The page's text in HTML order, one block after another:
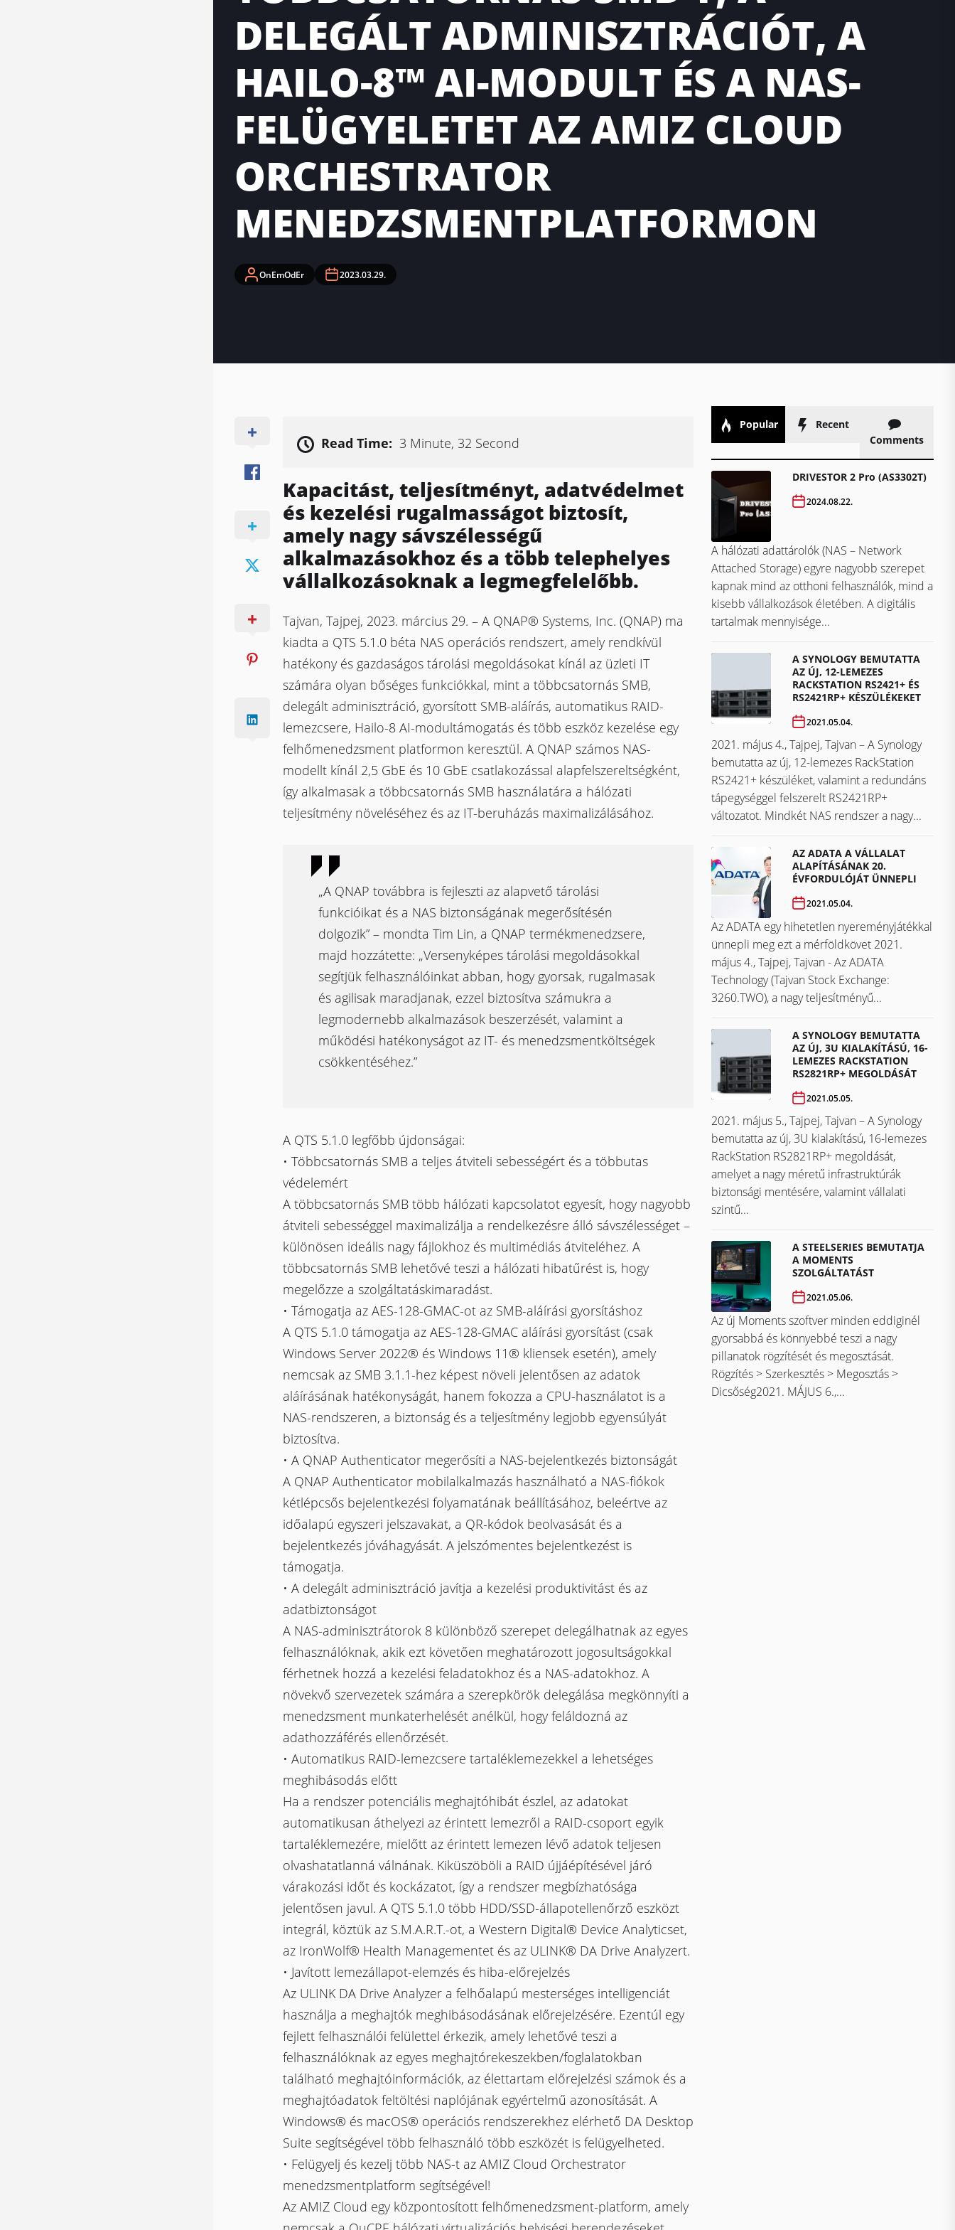
DELEGÁLT ADMINISZTRÁCIÓT, A
HAILO-8™ AI-MODULT ÉS A NAS-
FELÜGYELETET AZ AMIZ CLOUD
ORCHESTRATOR
MENEDZSMENTPLATFORMON
OnEmOdEr 2023.03.29.
Read Time: 3 Minute, 32 Second
Kapacitást, teljesítményt, adatvédelmet
és kezelési rugalmasságot biztosít,
amely nagy sávszélességű
alkalmazásokhoz és a több telephelyes
vállalkozásoknak a legmegfelelőbb.
Tajvan, Tajpej, 2023. március 29. – A QNAP® Systems, Inc. (QNAP) ma
kiadta a QTS 5.1.0 béta NAS operációs rendszert, amely rendkívül
hatékony és gazdaságos tárolási megoldásokat kínál az üzleti IT
számára olyan bőséges funkciókkal, mint a többcsatornás SMB,
delegált adminisztráció, gyorsított SMB-aláírás, automatikus RAID-
lemezcsere, Hailo-8 AI-modultámogatás és több eszköz kezelése egy
felhőmenedzsment platformon keresztül. A QNAP számos NAS-
modellt kínál 2,5 GbE és 10 GbE csatlakozással alapfelszereltségként,
így alkalmasak a többcsatornás SMB használatára a hálózati
teljesítmény növeléséhez és az IT-beruházás maximalizálásához.
„A QNAP továbbra is fejleszti az alapvető tárolási
funkcióikat és a NAS biztonságának megerősítésén
dolgozik” – mondta Tim Lin, a QNAP termékmenedzsere,
majd hozzátette: „Versenyképes tárolási megoldásokkal
segítjük felhasználóinkat abban, hogy gyorsak, rugalmasak
és agilisak maradjanak, ezzel biztosítva számukra a
legmodernebb alkalmazások beszerzését, valamint a
működési hatékonyságot az IT- és menedzsmentköltségek
csökkentéséhez.”
A QTS 5.1.0 legfőbb újdonságai:
• Többcsatornás SMB a teljes átviteli sebességért és a többutas
védelemért
A többcsatornás SMB több hálózati kapcsolatot egyesít, hogy nagyobb
átviteli sebességgel maximalizálja a rendelkezésre álló sávszélességet –
különösen ideális nagy fájlokhoz és multimédiás átviteléhez. A
többcsatornás SMB lehetővé teszi a hálózati hibatűrést is, hogy
megelőzze a szolgáltatáskimaradást.
• Támogatja az AES-128-GMAC-ot az SMB-aláírási gyorsításhoz
A QTS 5.1.0 támogatja az AES-128-GMAC aláírási gyorsítást (csak
Windows Server 2022® és Windows 11® kliensek esetén), amely
nemcsak az SMB 3.1.1-hez képest növeli jelentősen az adatok
aláírásának hatékonyságát, hanem fokozza a CPU-használatot is a
NAS-rendszeren, a biztonság és a teljesítmény legjobb egyensúlyát
biztosítva.
• A QNAP Authenticator megerősíti a NAS-bejelentkezés biztonságát
A QNAP Authenticator mobilalkalmazás használható a NAS-fiókok
kétlépcsős bejelentkezési folyamatának beállításához, beleértve az
időalapú egyszeri jelszavakat, a QR-kódok beolvasását és a
bejelentkezés jóváhagyását. A jelszómentes bejelentkezést is
támogatja.
• A delegált adminisztráció javítja a kezelési produktivitást és az
adatbiztonságot
A NAS-adminisztrátorok 8 különböző szerepet delegálhatnak az egyes
felhasználóknak, akik ezt követően meghatározott jogosultságokkal
férhetnek hozzá a kezelési feladatokhoz és a NAS-adatokhoz. A
növekvő szervezetek számára a szerepkörök delegálása megkönnyíti a
menedzsment munkaterhelését anélkül, hogy feláldozná az
adathozzáférés ellenőrzését.
• Automatikus RAID-lemezcsere tartaléklemezekkel a lehetséges
meghibásodás előtt
Ha a rendszer potenciális meghajtóhibát észlel, az adatokat
automatikusan áthelyezi az érintett lemezről a RAID-csoport egyik
tartaléklemezére, mielőtt az érintett lemezen lévő adatok teljesen
olvashatatlanná válnának. Kiküszöböli a RAID újjáépítésével járó
várakozási időt és kockázatot, így a rendszer megbízhatósága
jelentősen javul. A QTS 5.1.0 több HDD/SSD-állapotellenőrző eszközt
integrál, köztük az S.M.A.R.T.-ot, a Western Digital® Device Analyticset,
az IronWolf® Health Managementet és az ULINK® DA Drive Analyzert.
• Javított lemezállapot-elemzés és hiba-előrejelzés
Az ULINK DA Drive Analyzer a felhőalapú mesterséges intelligenciát
használja a meghajtók meghibásodásának előrejelzésére. Ezentúl egy
fejlett felhasználói felülettel érkezik, amely lehetővé teszi a
felhasználóknak az egyes meghajtórekeszekben/foglalatokban
található meghajtóinformációk, az élettartam előrejelzési számok és a
meghajtóadatok feltöltési naplójának egyértelmű azonosítását. A
Windows® és macOS® operációs rendszerekhez elérhető DA Desktop
Suite segítségével több felhasználó több eszközét is felügyelheted.
• Felügyelj és kezelj több NAS-t az AMIZ Cloud Orchestrator
menedzsmentplatform segítségével!
Az AMIZ Cloud egy központosított felhőmenedzsment-platform, amely
Popular
Recent
Comments
DRIVESTOR 2 Pro (AS3302T)
2024.08.22.
A hálózati adattárolók (NAS – Network
Attached Storage) egyre nagyobb szerepet
kapnak mind az otthoni felhasználók, mind a
kisebb vállalkozások életében. A digitális
tartalmak mennyisége...
A SYNOLOGY BEMUTATTA
AZ ÚJ, 12-LEMEZES
RACKSTATION RS2421+ ÉS
RS2421RP+ KÉSZÜLÉKEKET
2021.05.04.
2021. május 4., Tajpej, Tajvan – A Synology
bemutatta az új, 12-lemezes RackStation
RS2421+ készüléket, valamint a redundáns
tápegységgel felszerelt RS2421RP+
változatot. Mindkét NAS rendszer a nagy...
AZ ADATA A VÁLLALAT
ALAPÍTÁSÁNAK 20.
ÉVFORDULÓJÁT ÜNNEPLI
2021.05.04.
Az ADATA egy hihetetlen nyereményjátékkal
ünnepli meg ezt a mérföldkövet ​​​​​​​2021.
május 4., Tajpej, Tajvan - Az ADATA
Technology (Tajvan Stock Exchange:
3260.TWO), a nagy teljesítményű...
A SYNOLOGY BEMUTATTA
AZ ÚJ, 3U KIALAKÍTÁSÚ, 16-
LEMEZES RACKSTATION
RS2821RP+ MEGOLDÁSÁT
2021.05.05.
2021. május 5., Tajpej, Tajvan – A Synology
bemutatta az új, 3U kialakítású, 16-lemezes
RackStation RS2821RP+ megoldását,
amelyet a nagy méretű infrastruktúrák
biztonsági mentésére, valamint vállalati
szintű...
A STEELSERIES BEMUTATJA
A MOMENTS
SZOLGÁLTATÁST
2021.05.06.
Az új Moments szoftver minden eddiginél
gyorsabbá és könnyebbé teszi a nagy
pillanatok rögzítését és megosztását.
Rögzítés > Szerkesztés > Megosztás >
Dicsőség2021. MÁJUS 6.,...